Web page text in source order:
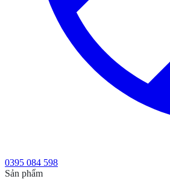
0395 084 598
Sản phẩm